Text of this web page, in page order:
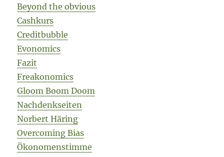
Beyond the obvious
Cashkurs
Creditbubble
Evonomics
Fazit
Freakonomics
Gloom Boom Doom
Nachdenkseiten
Norbert Häring
Overcoming Bias
Ökonomenstimme